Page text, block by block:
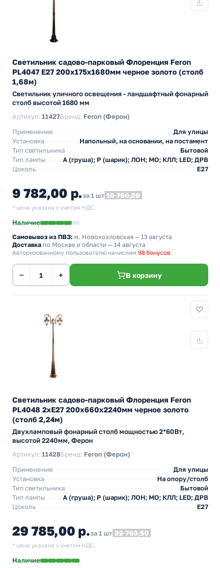
Светильник садово-парковый Флоренция Feron
PL4047 E27 200х175х1680мм черное золото (столб
1,68м)
Светильник уличного освещения - ландшафтный фонарный
столб высотой 1680 мм
Артикул: 11427Бренд: Feron (Ферон)
Применение
Для улицы
Установка
Напольный, на основании, на постамент
Тип светильника
Бытовой
Тип лампы
A (груша); P (шарик); ЛОН; МО; КЛЛ; LED; ДРВ
Цоколь
E27
9 782,00 р.за 1 шт 10 760,20
* цена указана с учетом НДС.
Наличие
Самовывоз из ПВЗ: м. Новохохловская — 13 августа
Доставка по Москве и области — 14 августа
Авторизованному пользователю начислим 98 бонусов
− + В корзину
Светильник садово-парковый Флоренция Feron
PL4048 2xE27 200х660х2240мм черное золото
(столб 2,24м)
Двухламповый фонарный столб мощностью 2*60Вт,
высотой 2240мм, Ферон
Артикул: 11428Бренд: Feron (Ферон)
Применение
Для улицы
Установка
На опору/столб
Тип светильника
Бытовой
Тип лампы
A (груша); P (шарик); ЛОН; МО; КЛЛ; LED; ДРВ
Цоколь
E27
29 785,00 р.за 1 шт 32 763,50
* цена указана с учетом НДС.
Наличие